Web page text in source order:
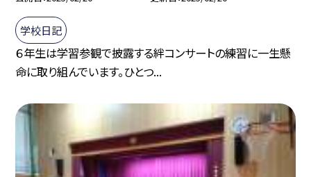
学校日記
６年生は学習参観で披露する絆コンサートの練習に一生懸
命に取り組んでいます。ひとつ...